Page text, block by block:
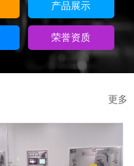
产品展示
荣誉资质
更多